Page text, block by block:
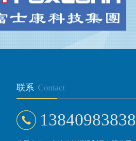
联系 Contact
13840983838